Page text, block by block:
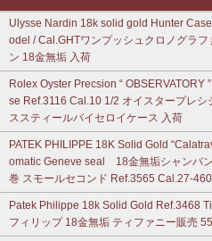
Ulysse Nardin 18k solid gold Hunter
odel / Cal.GHTワンプッシュクロノグラ
ン 18金無垢 入荷
Rolex Oyster Precsion “
se Ref.3116 Cal.10 1/2 オイスタープレシ
ススティールバイセロイケース 入荷
PATEK PHILIPPE 18K Solid Gold
omatic Geneve seal 18金無垢シャンパ
巻 スモールセコンド Ref.3565 Cal.27-
Patek Philippe 18k Solid Gold Ref.3468
フィリップ 18金無垢 ティファニー販売